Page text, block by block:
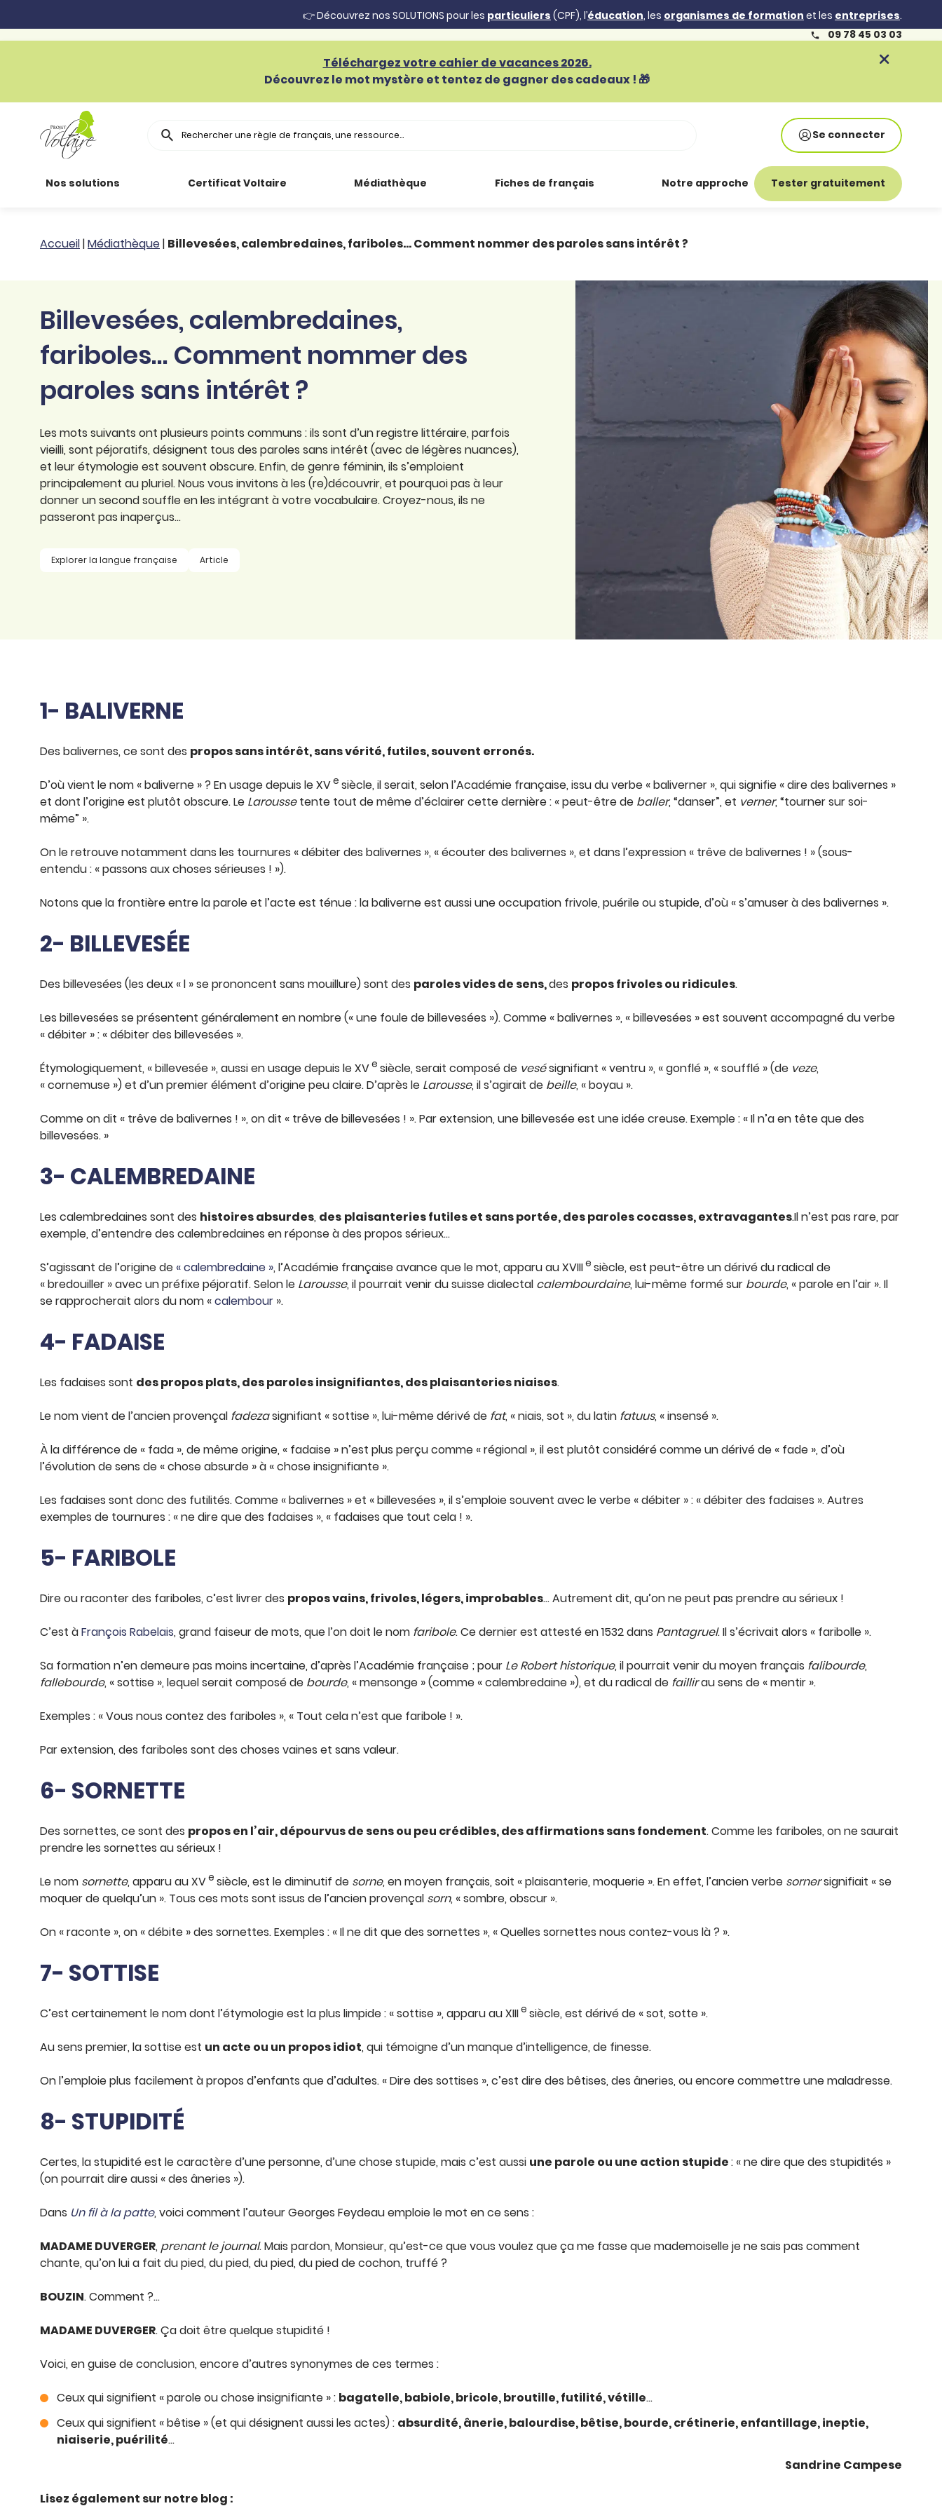
👉 Découvrez nos SOLUTIONS pour les particuliers (CPF), l’éducation, les organismes de formation et les entreprises.
09 78 45 03 03
Téléchargez votre cahier de vacances 2026.
Découvrez le mot mystère et tentez de gagner des cadeaux ! 🎁
Rechercher Se connecter
Nos solutions
Particuliers
formation
Évaluer le niveau de ses
salariés
Certificat Voltaire Médiathèque
Toutes nos
professionnel
Animer une classe
Aider ses enfants
salariés
Explorer la langue
française
Découvrir nos
ouvrages
Témoignages
Fiches de français
Conjugaison
d’orthographe
Syntaxe
Toutes nos fiches
Notre approche Tester gratuitement
Accueil|Médiathèque| Billevesées, calembredaines, fariboles… Comment nommer des paroles sans intérêt ?
Billevesées, calembredaines,
fariboles… Comment nommer des
paroles sans intérêt ?
Les mots suivants ont plusieurs points communs : ils sont d’un registre littéraire, parfois
vieilli, sont péjoratifs, désignent tous des paroles sans intérêt (avec de légères nuances),
et leur étymologie est souvent obscure. Enfin, de genre féminin, ils s’emploient
principalement au pluriel. Nous vous invitons à les (re)découvrir, et pourquoi pas à leur
donner un second souffle en les intégrant à votre vocabulaire. Croyez-nous, ils ne
passeront pas inaperçus...
Explorer la langue française Article
1- BALIVERNE
Des balivernes, ce sont des propos sans intérêt, sans vérité, futiles, souvent erronés.
D’où vient le nom « baliverne » ? En usage depuis le XVe siècle, il serait, selon l’Académie française, issu du verbe « baliverner », qui signifie « dire des balivernes »
et dont l’origine est plutôt obscure. Le Laroussetente tout de même d’éclairer cette dernière : « peut-être de baller, “danser”, et verner, “tourner sur soi-
même” ».
On le retrouve notamment dans les tournures « débiter des balivernes », « écouter des balivernes », et dans l’expression « trêve de balivernes ! » (sous-
entendu : « passons aux choses sérieuses ! »).
Notons que la frontière entre la parole et l’acte est ténue : la baliverne est aussi une occupation frivole, puérile ou stupide, d’où « s’amuser à des balivernes ».
2- BILLEVESÉE
Des billevesées (les deux « l » se prononcent sans mouillure) sont des paroles vides de sens,des propos frivoles ou ridicules.
Les billevesées se présentent généralement en nombre (« une foule de billevesées »). Comme « balivernes », « billevesées » est souvent accompagné du verbe
« débiter » : « débiter des billevesées ».
Étymologiquement, « billevesée », aussi en usage depuis le XVe siècle, serait composé de vesésignifiant « ventru », « gonflé », « soufflé » (de veze,
« cornemuse ») et d’un premier élément d’origine peu claire. D’après le Larousse, il s’agirait de beille, « boyau ».
Comme on dit « trêve de balivernes ! », on dit « trêve de billevesées ! ». Par extension, une billevesée est une idée creuse. Exemple : « Il n’a en tête que des
billevesées. »
3- CALEMBREDAINE
Les calembredaines sont des histoires absurdes, des plaisanteries futiles et sans portée, des paroles cocasses, extravagantes.Il n’est pas rare, par
exemple, d’entendre des calembredaines en réponse à des propos sérieux…
S’agissant de l’origine de « calembredaine », l’Académie française avance que le mot, apparu au XVIIIe siècle, est peut-être un dérivé du radical de
« bredouiller » avec un préfixe péjoratif. Selon le Larousse, il pourrait venir du suisse dialectal calembourdaine, lui-même formé sur bourde, « parole en l’air ». Il
se rapprocherait alors du nom «calembour ».
4- FADAISE
Les fadaises sont des propos plats, des paroles insignifiantes, des plaisanteries niaises.
Le nom vient de l’ancien provençal fadezasignifiant « sottise », lui-même dérivé de fat, « niais, sot », du latin fatuus, « insensé ».
À la différence de « fada », de même origine, « fadaise » n’est plus perçu comme « régional », il est plutôt considéré comme un dérivé de « fade », d’où
l’évolution de sens de « chose absurde » à « chose insignifiante ».
Les fadaises sont donc des futilités. Comme « balivernes » et « billevesées », il s’emploie souvent avec le verbe « débiter » : « débiter des fadaises ». Autres
exemples de tournures : « ne dire que des fadaises », « fadaises que tout cela ! ».
5- FARIBOLE
Dire ou raconter des fariboles, c’est livrer des propos vains, frivoles, légers, improbables… Autrement dit, qu’on ne peut pas prendre au sérieux !
C’est àFrançois Rabelais, grand faiseur de mots, que l’on doit le nom faribole. Ce dernier est attesté en 1532 dans Pantagruel. Il s’écrivait alors « faribolle ».
Sa formation n’en demeure pas moins incertaine, d’après l’Académie française ; pour Le Robert historique, il pourrait venir du moyen français falibourde,
fallebourde, « sottise », lequel serait composé de bourde, « mensonge » (comme « calembredaine »), et du radical de faillirau sens de « mentir ».
Exemples : « Vous nous contez des fariboles », « Tout cela n’est que faribole ! ».
Par extension, des fariboles sont des choses vaines et sans valeur.
6- SORNETTE
Des sornettes, ce sont des propos en l’air, dépourvus de sens ou peu crédibles, des affirmations sans fondement. Comme les fariboles, on ne saurait
prendre les sornettes au sérieux !
Le nom sornette, apparu au XVe siècle, est le diminutif de sorne, en moyen français, soit « plaisanterie, moquerie ». En effet, l’ancien verbe sornersignifiait « se
moquer de quelqu’un ». Tous ces mots sont issus de l’ancien provençal sorn, « sombre, obscur ».
On « raconte », on « débite » des sornettes. Exemples : « Il ne dit que des sornettes », « Quelles sornettes nous contez-vous là ? ».
7- SOTTISE
C’est certainement le nom dont l’étymologie est la plus limpide : « sottise », apparu au XIIIe siècle, est dérivé de « sot, sotte ».
Au sens premier, la sottise est un acte ou un propos idiot, qui témoigne d’un manque d’intelligence, de finesse.
On l’emploie plus facilement à propos d’enfants que d’adultes. « Dire des sottises », c’est dire des bêtises, des âneries, ou encore commettre une maladresse.
8- STUPIDITÉ
Certes, la stupidité est le caractère d’une personne, d’une chose stupide, mais c’est aussi une parole ou une action stupide: « ne dire que des stupidités »
(on pourrait dire aussi « des âneries »).
Dans Un fil à la patte, voici comment l’auteur Georges Feydeau emploie le mot en ce sens :
MADAME DUVERGER, prenant le journal. Mais pardon, Monsieur, quʼest-ce que vous voulez que ça me fasse que mademoiselle je ne sais pas comment
chante, quʼon lui a fait du pied, du pied, du pied, du pied de cochon, truffé ?
BOUZIN. Comment ?…
MADAME DUVERGER. Ça doit être quelque stupidité !
Voici, en guise de conclusion, encore d’autres synonymes de ces termes :
Ceux qui signifient « parole ou chose insignifiante » : bagatelle, babiole, bricole, broutille, futilité, vétille…
Ceux qui signifient « bêtise » (et qui désignent aussi les actes) : absurdité, ânerie, balourdise, bêtise, bourde, crétinerie, enfantillage, ineptie,
niaiserie, puérilité…
Sandrine Campese
Lisez également sur notre blog :